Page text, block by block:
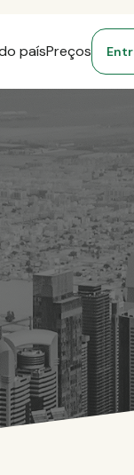
paísPreços